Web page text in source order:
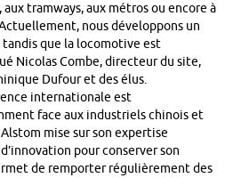
tramways, aux métros ou encore à
nous développons un
que la locomotive est
Nicolas Combe, directeur du site,
Dufour et des élus.
internationale est
face aux industriels chinois et
mise sur son expertise
pour conserver son
de remporter régulièrement des